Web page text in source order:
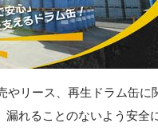
やリース、再生ドラム缶に
れることのないよう安全